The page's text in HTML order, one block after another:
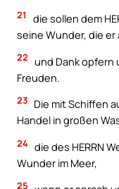
21
die sollen dem
seine Wunder, die
22 und Dank opfern
Freuden.
23 Die mit Schiffen
Handel in großen
24 die des HERRN
Wunder im Meer,
25